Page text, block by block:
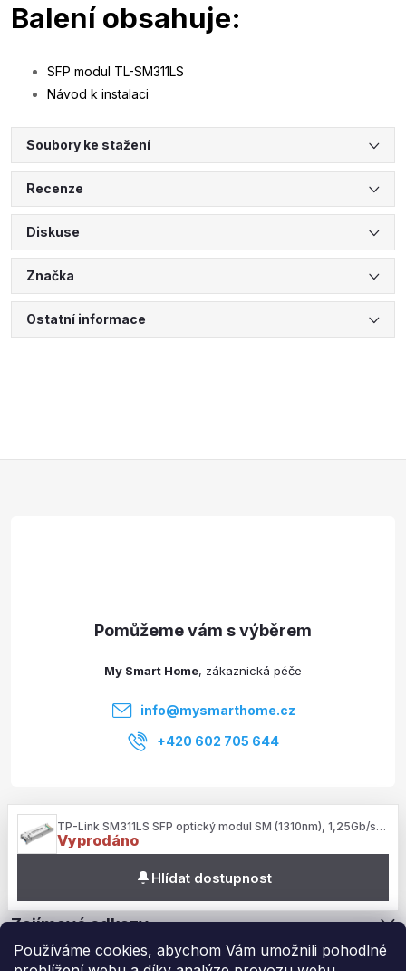
Používáme cookies, abychom Vám umožnili pohodlné
Balení obsahuje:
SFP modul TL-SM311LS
Návod k instalaci
Soubory ke stažení
Recenze
Diskuse
Značka
Ostatní informace
Služby
Informace pro vás
Zajímavé odkazy
My Smart Home
info@mysmarthome.cz
+420 602 705 644
TP-Link SM311LS SFP optický modul SM (1310nm), 1,25Gb/s, LC, 20km
Vyprodáno
Hlídat dostupnost